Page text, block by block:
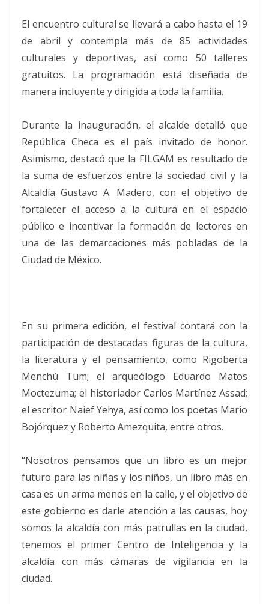
El encuentro cultural se llevará a cabo hasta el 19
de abril y contempla más de 85 actividades
culturales y deportivas, así como 50 talleres
gratuitos. La programación está diseñada de
manera incluyente y dirigida a toda la familia.
Durante la inauguración, el alcalde detalló que
República Checa es el país invitado de honor.
Asimismo, destacó que la FILGAM es resultado de
la suma de esfuerzos entre la sociedad civil y la
Alcaldía Gustavo A. Madero, con el objetivo de
fortalecer el acceso a la cultura en el espacio
público e incentivar la formación de lectores en
una de las demarcaciones más pobladas de la
Ciudad de México.
En su primera edición, el festival contará con la
participación de destacadas figuras de la cultura,
la literatura y el pensamiento, como Rigoberta
Menchú Tum; el arqueólogo Eduardo Matos
Moctezuma; el historiador Carlos Martínez Assad;
el escritor Naief Yehya, así como los poetas Mario
Bojórquez y Roberto Amezquita, entre otros.
“Nosotros pensamos que un libro es un mejor
futuro para las niñas y los niños, un libro más en
casa es un arma menos en la calle, y el objetivo de
este gobierno es darle atención a las causas, hoy
somos la alcaldía con más patrullas en la ciudad,
tenemos el primer Centro de Inteligencia y la
alcaldía con más cámaras de vigilancia en la
ciudad.